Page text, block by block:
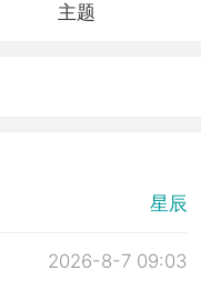
主题
星辰
2026-8-7 09:03